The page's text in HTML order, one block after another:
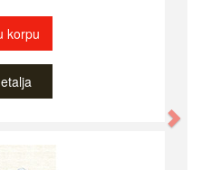
korpu